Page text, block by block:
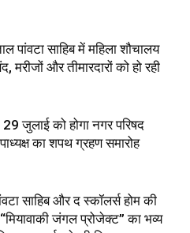
पांवटा साहिब में महिला शौचालय
मरीजों और तीमारदारों को हो रही
29 जुलाई को होगा नगर परिषद
का शपथ ग्रहण समारोह
साहिब और द स्कॉलर्स होम की
जंगल प्रोजेक्ट” का भव्य